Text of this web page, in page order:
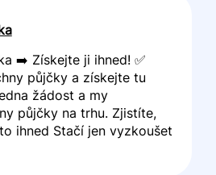
➡️ Získejte ji ihned! ✅
půjčky a získejte tu
žádost a my
půjčky na trhu. Zjistíte,
ihned Stačí jen vyzkoušet